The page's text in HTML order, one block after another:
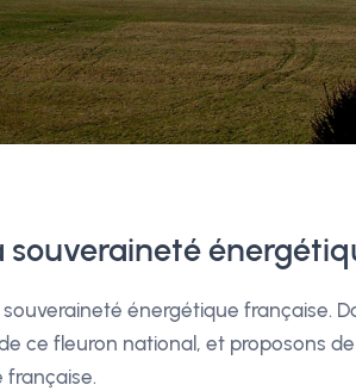
souveraineté
énergétique française.
ce fleuron national, et proposons de
française.